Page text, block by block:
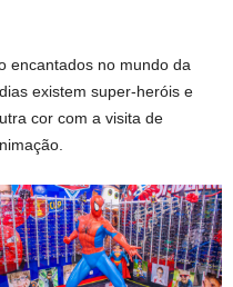
encantados no mundo da
existem super-heróis e
cor com a visita de